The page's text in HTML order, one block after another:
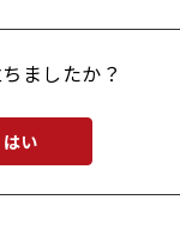
ましたか？
はい